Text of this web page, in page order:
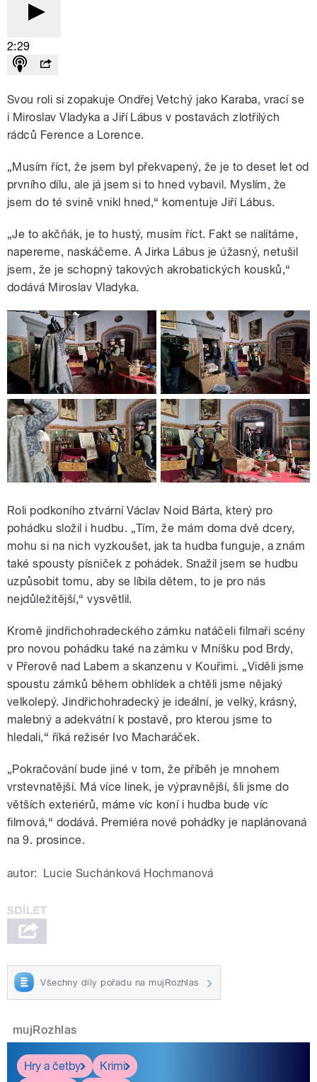
2:29
Svou roli si zopakuje Ondřej Vetchý jako Karaba, vrací se
i Miroslav Vladyka a Jiří Lábus v postavách zlotřilých
rádců Ference a Lorence.
„Musím říct, že jsem byl překvapený, že je to deset let od
prvního dílu, ale já jsem si to hned vybavil. Myslím, že
jsem do té svině vnikl hned,“ komentuje Jiří Lábus.
„Je to akčňák, je to hustý, musím říct. Fakt se nalítáme,
napereme, naskáčeme. A Jirka Lábus je úžasný, netušil
jsem, že je schopný takových akrobatických kousků,“
dodává Miroslav Vladyka.
Roli podkoního ztvární Václav Noid Bárta, který pro
pohádku složil i hudbu. „Tím, že mám doma dvě dcery,
mohu si na nich vyzkoušet, jak ta hudba funguje, a znám
také spousty písniček z pohádek. Snažil jsem se hudbu
uzpůsobit tomu, aby se líbila dětem, to je pro nás
nejdůležitější,“ vysvětlil.
Kromě jindřichohradeckého zámku natáčeli filmaři scény
pro novou pohádku také na zámku v Mníšku pod Brdy,
v Přerově nad Labem a skanzenu v Kouřimi. „Viděli jsme
spoustu zámků během obhlídek a chtěli jsme nějaký
velkolepý. Jindřichohradecký je ideální, je velký, krásný,
malebný a adekvátní k postavě, pro kterou jsme to
hledali,“ říká režisér Ivo Macharáček.
„Pokračování bude jiné v tom, že příběh je mnohem
vrstevnatější. Má více linek, je výpravnější, šli jsme do
větších exteriérů, máme víc koní i hudba bude víc
filmová,“ dodává. Premiéra nové pohádky je naplánovaná
na 9. prosince.
autor: Lucie Suchánková Hochmanová
Všechny díly pořadu na mujRozhlas
mujRozhlas
Hry a četby Krimi